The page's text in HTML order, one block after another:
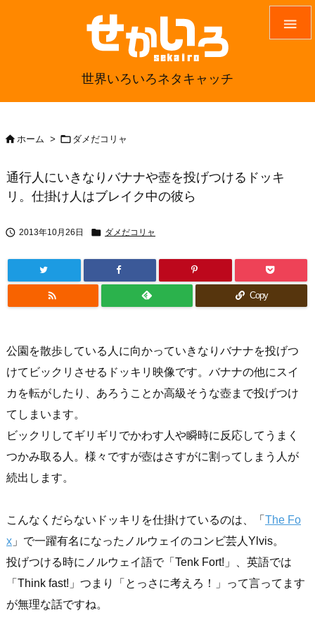
世界いろいろネタキャッチ

ホーム >  ダメだコリャ
通行人にいきなりバナナや壺を投げつけるドッキ
リ。仕掛け人はブレイク中の彼ら
 2013年10月26日  ダメだコリャ
 Copy
公園を散歩している人に向かっていきなりバナナを投げつ
けてビックリさせるドッキリ映像です。バナナの他にスイ
カを転がしたり、あろうことか高級そうな壺まで投げつけ
てしまいます。
ビックリしてギリギリでかわす人や瞬時に反応してうまく
つかみ取る人。様々ですが壺はさすがに割ってしまう人が
続出します。
こんなくだらないドッキリを仕掛けているのは、「 The Fo
x 」で一躍有名になったノルウェイのコンビ芸人Ylvis。
投げつける時にノルウェイ語で「Tenk Fort!」、英語では
「Think fast!」つまり「とっさに考えろ！」って言ってます
が無理な話ですね。